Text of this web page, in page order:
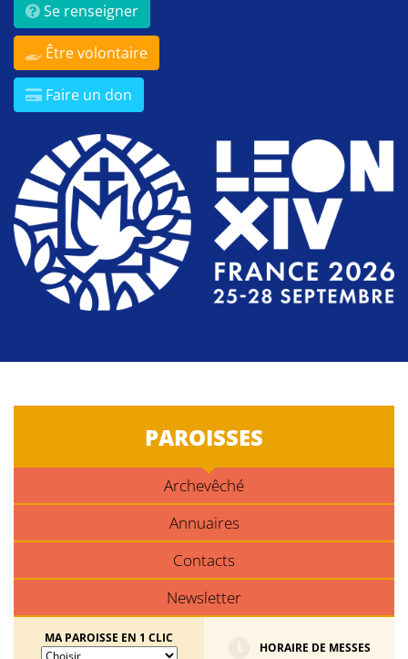
Se renseigner
Être volontaire
Faire un don
PAROISSES
Archevêché
Annuaires
Contacts
Newsletter
MA PAROISSE EN 1 CLIC
HORAIRE DE MESSES